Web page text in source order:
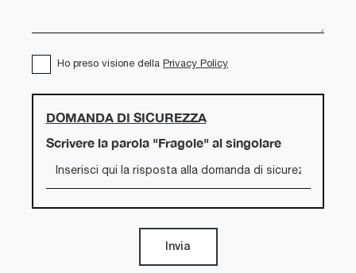
Ho preso visione della Privacy Policy
DOMANDA DI SICUREZZA
Scrivere la parola "Fragole" al singolare
Invia